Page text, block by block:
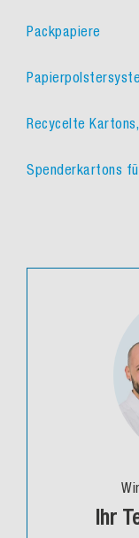
Packpapiere
Recycelte
Spenderkartons
Ihr